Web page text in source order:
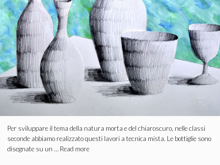
Per sviluppare il tema della natura morta e del chiaroscuro, nelle classi
seconde abbiamo realizzato questi lavori a tecnica mista. Le bottiglie sono
disegnate su un … Read more